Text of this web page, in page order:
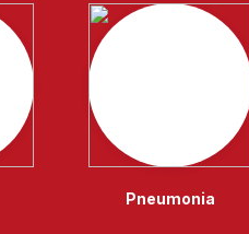
Pneumonia